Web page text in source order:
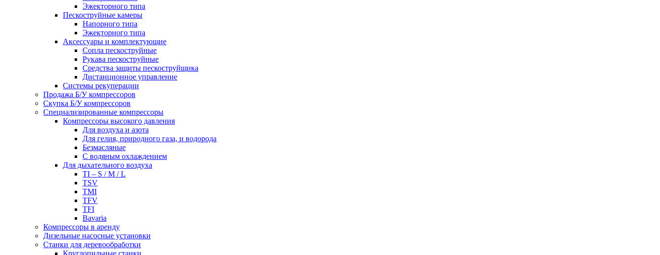
Эжекторного типа
Пескоструйные камеры
Напорного типа
Эжекторного типа
Аксессуары и комплектующие
Сопла пескоструйные
Рукава пескоструйные
Средства защиты пескоструйщика
Дистанционное управление
Системы рекуперации
Продажа Б/У компрессоров
Скупка Б/У компрессоров
Специализированные компрессоры
Компрессоры высокого давления
Для воздуха и азота
Для гелия, природного газа, и водорода
Безмасляные
С водяным охлаждением
Для дыхательного воздуха
TI – S / M / L
TSV
TMI
TFV
TFI
Bavaria
Компрессоры в аренду
Дизельные насосные установки
Станки для деревообработки
Круглопильные станки